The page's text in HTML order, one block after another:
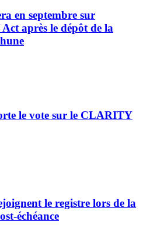
en septembre sur
après le dépôt de la
le vote sur le CLARITY
le registre lors de la
échéance